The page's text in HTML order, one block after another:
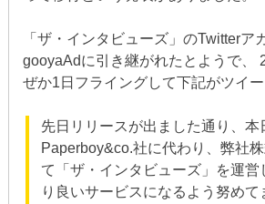
「ザ・インタビューズ」のTwitterア
gooyaAdに引き継がれたとようで、
ぜか1日フライングして下記がツイー
先日リリースが出ました通り、本
Paperboy&co.社に代わり、弊社
て「ザ・インタビューズ」を運営
り良いサービスになるよう努め